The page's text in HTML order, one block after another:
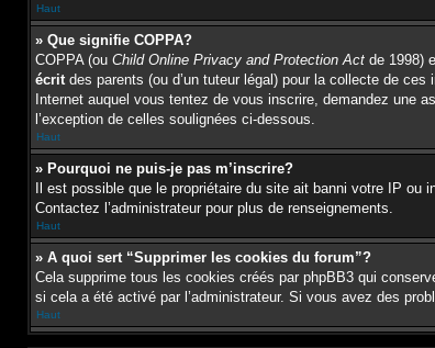
Haut
» Que signifie COPPA?
COPPA (ou Child Online Privacy and Protection Act de 1998)
écritdes parents (ou d’un tuteur légal) pour la collecte de
Internet auquel vous tentez de vous inscrire, demandez une
l’exception de celles soulignées ci-dessous.
Haut
» Pourquoi ne puis-je pas m’inscrire?
Il est possible que le propriétaire du site ait banni votre IP
Contactez l’administrateur pour plus de renseignements.
Haut
» A quoi sert “Supprimer les cookies du forum”?
Cela supprime tous les cookies créés par phpBB3 qui
si cela a été activé par l’administrateur. Si vous avez des
Haut